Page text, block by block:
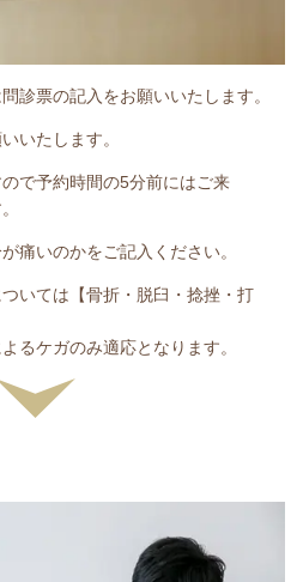
診票の記入をお願いいたします。
いたします。
で予約時間の5分前にはご来
痛いのかをご記入ください。
いては【骨折・脱臼・捻挫・打
ガのみ適応となります。